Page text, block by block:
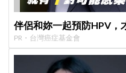
伴侶和妳一起預防HPV，
PR・台灣癌症基金會